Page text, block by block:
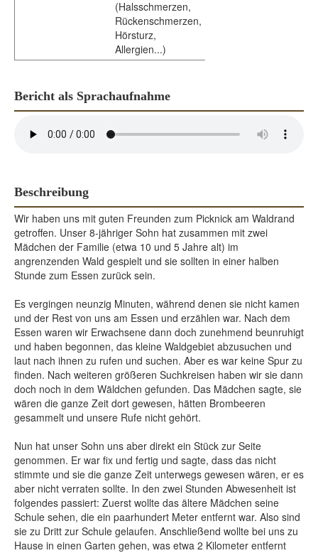
(Halsschmerzen,
Rückenschmerzen,
Hörsturz,
Allergien...)
Bericht als Sprachaufnahme
Beschreibung
Wir haben uns mit guten Freunden zum Picknick am Waldrand
getroffen. Unser 8-jähriger Sohn hat zusammen mit zwei
Mädchen der Familie (etwa 10 und 5 Jahre alt) im
angrenzenden Wald gespielt und sie sollten in einer halben
Stunde zum Essen zurück sein.
Es vergingen neunzig Minuten, während denen sie nicht kamen
und der Rest von uns am Essen und erzählen war. Nach dem
Essen waren wir Erwachsene dann doch zunehmend beunruhigt
und haben begonnen, das kleine Waldgebiet abzusuchen und
laut nach ihnen zu rufen und suchen. Aber es war keine Spur zu
finden. Nach weiteren größeren Suchkreisen haben wir sie dann
doch noch in dem Wäldchen gefunden. Das Mädchen sagte, sie
wären die ganze Zeit dort gewesen, hätten Brombeeren
gesammelt und unsere Rufe nicht gehört.
Nun hat unser Sohn uns aber direkt ein Stück zur Seite
genommen. Er war fix und fertig und sagte, dass das nicht
stimmte und sie die ganze Zeit unterwegs gewesen wären, er es
aber nicht verraten sollte. In den zwei Stunden Abwesenheit ist
folgendes passiert: Zuerst wollte das ältere Mädchen seine
Schule sehen, die ein paarhundert Meter entfernt war. Also sind
sie zu Dritt zur Schule gelaufen. Anschließend wollte bei uns zu
Hause in einen Garten gehen, was etwa 2 Kilometer entfernt